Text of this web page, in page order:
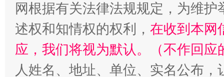
网根据有关法律法规规定，为维
述权和知情权的权利， 在收到本网
应，我们将视为默认。（不作回应
人姓名、地址、单位、实名公布